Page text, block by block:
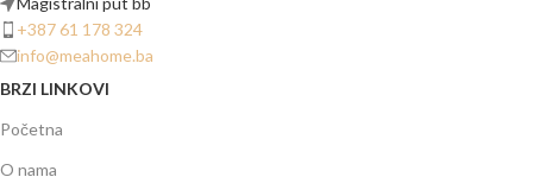
+387 61 178 324
info@meahome.ba
BRZI LINKOVI
Početna
O nama